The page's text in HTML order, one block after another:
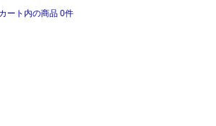
カート内の商品 0件